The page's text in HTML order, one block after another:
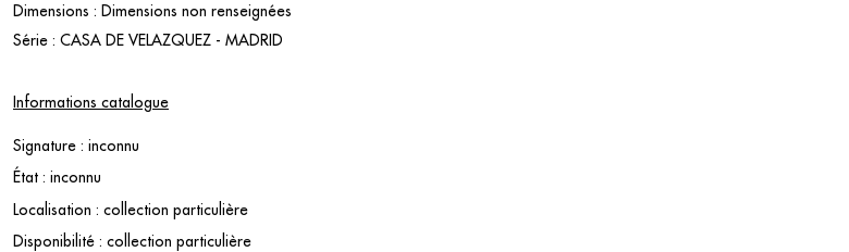
Dimensions : Dimensions non renseignées
Série : CASA DE VELAZQUEZ - MADRID
Informations catalogue
Signature : inconnu
État : inconnu
Localisation : collection particulière
Disponibilité : collection particulière